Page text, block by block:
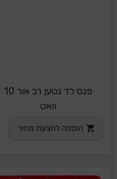
פנס לד נטען רב אור 10
וואט
הוספה להצעת מחיר